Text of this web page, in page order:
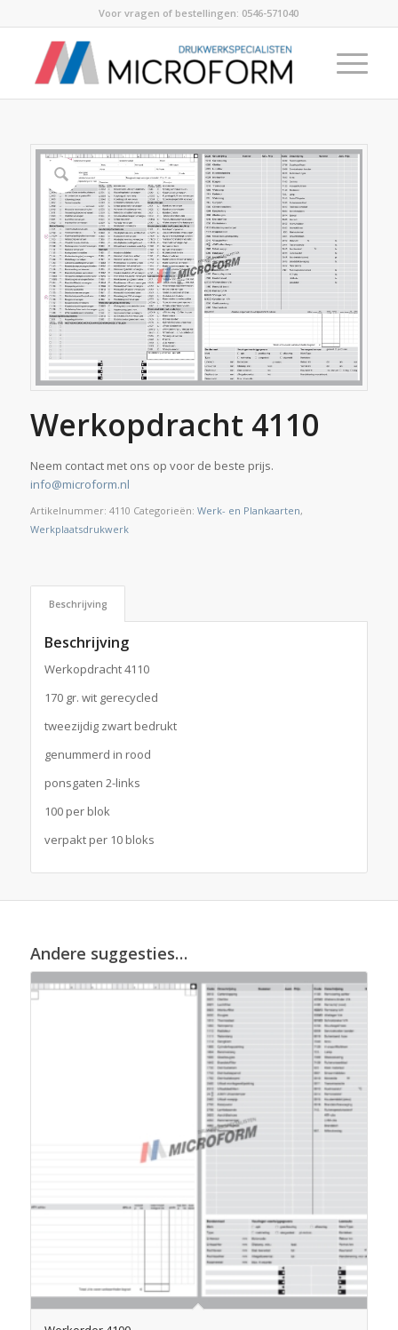
Voor vragen of bestellingen: 0546-571040
Werkopdracht 4110
Neem contact met ons op voor de beste prijs.
info@microform.nl
Artikelnummer: 4110 Categorieën: Werk- en Plankaarten,
Werkplaatsdrukwerk
Beschrijving
Beschrijving
Werkopdracht 4110
170 gr. wit gerecycled
tweezijdig zwart bedrukt
genummerd in rood
ponsgaten 2-links
100 per blok
verpakt per 10 bloks
Andere suggesties…